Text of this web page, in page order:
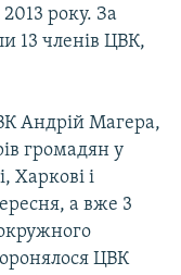
року. За
13 членів ЦВК,
Андрій Магера,
громадян у
Харкові і
а вже 3
ЦВК